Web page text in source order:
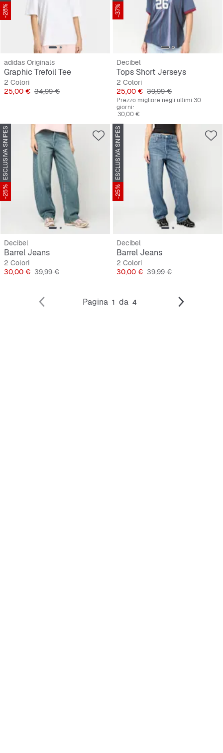
-28%
adidas Originals
Graphic Trefoil Tee
2 Colori
Prezzo
25,00 € Prezzo originale
34,99 €
-37%
Decibel
Tops Short Jerseys
2 Colori
Prezzo
25,00 € Prezzo originale
39,99 €
Prezzo migliore negli ultimi 30
giorni:
30,00 €
ESCLUSIVA SNIPES
-25%
Decibel
Barrel Jeans
2 Colori
Prezzo
30,00 € Prezzo originale
39,99 €
ESCLUSIVA SNIPES
-25%
Decibel
Barrel Jeans
2 Colori
Prezzo
30,00 € Prezzo originale
39,99 €
Pagina 1 da 4